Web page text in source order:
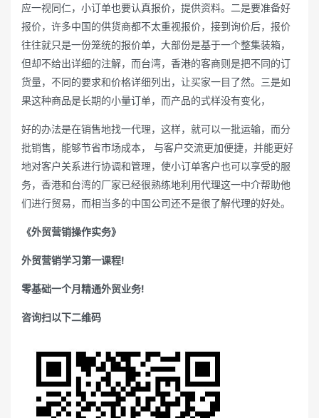
应一视同仁，小订单也要认真报价，提供资料。二是要准备好
报价，许多中国的供货商都不太重视报价，接到询价后，报价
往往就只是一份笼统的报价单，大部份是基于一个整集装箱，
但却不给出详细的注解，而台湾，香港的客商则是把不同的订
货量，不同的要求和价格详细列出，让买家一目了然。三是如
果这种商品是长期的小量订单，而产品的式样没有变化，
好的办法是在销售地找一代理，这样，就可以一批运输，而分
批销售，能够节省市场成本， 与客户交流更加便捷，并能更好
地对客户关系进行协调和管理，使小订单客户也可以享受的服
务，香港和台湾的厂家已经很熟练地利用代理这一中介帮助他
们进行贸易，而相当多的中国公司还不是很了解代理的好处。
《外贸营销操作实务》
外贸营销学习第一课程!
零基础一个月精通外贸业务!
咨询扫以下二维码